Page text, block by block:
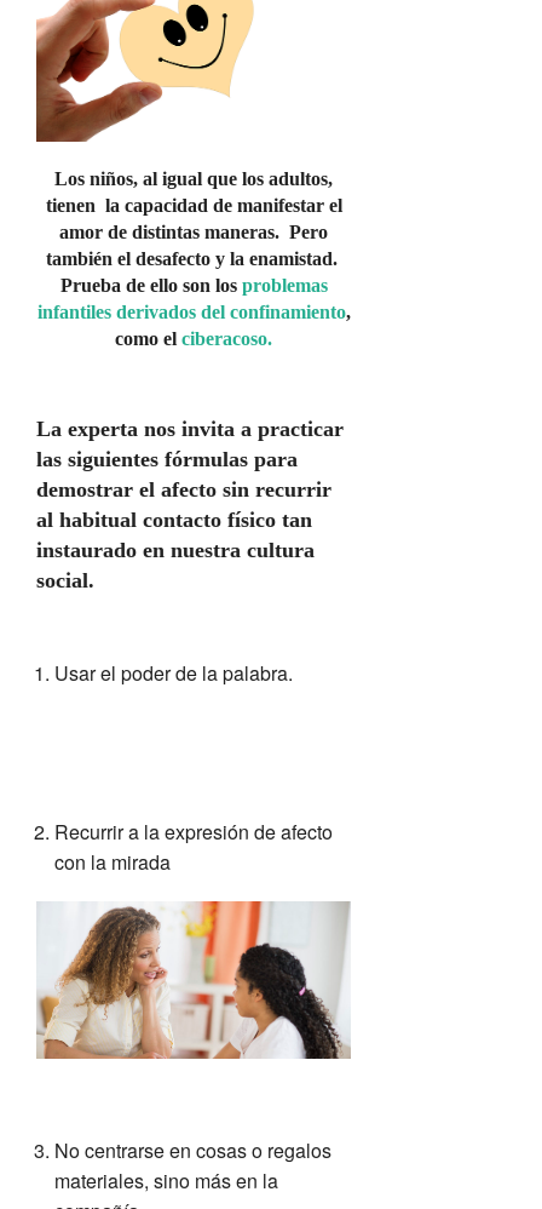
Los niños, al igual que los adultos,
tienen la capacidad de manifestar el
amor de distintas maneras. Pero
también el desafecto y la enamistad.
Prueba de ello son los problemas
infantiles derivados del confinamiento,
como el ciberacoso.
La experta nos invita a practicar
las siguientes fórmulas para
demostrar el afecto sin recurrir
al habitual contacto físico tan
instaurado en nuestra cultura
social.
Usar el poder de la palabra.
Recurrir a la expresión de afecto
con la mirada
No centrarse en cosas o regalos
materiales, sino más en la